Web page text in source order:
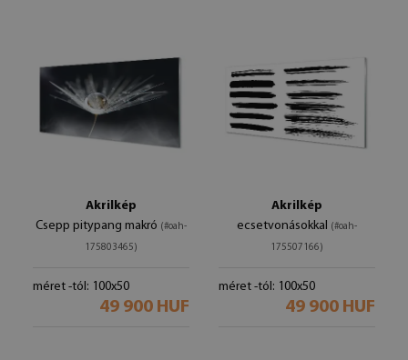
Akrilkép
Csepp pitypang makró (#oah-
175803465)
méret -tól: 100x50
49 900 HUF
Akrilkép
ecsetvonásokkal (#oah-
175507166)
méret -tól: 100x50
49 900 HUF